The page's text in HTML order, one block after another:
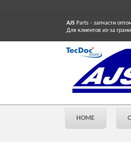
AJS Parts - запчасти
Для клиентов из-за
HOME